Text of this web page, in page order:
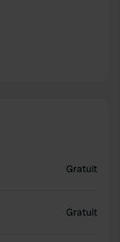
Gratuit
Gratuit